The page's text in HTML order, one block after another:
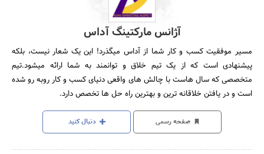
آژانس مارکتینگ آداس
مسیر موفقیت کسب و کار شما از آداس میگذرد! این یک شعار نیست، بلکه
پیشنهادی است که از یک تیم خلاق و توانمند به شما ارائه میشود.تیم
متخصصی که سال هاست با چالش های واقعی دنیای کسب و کار روبه رو شده
است و در یافتن خلاقانه ترین و بهترین راه حل ها تخصص دارد.
صفحه رسمی دنبال کنید